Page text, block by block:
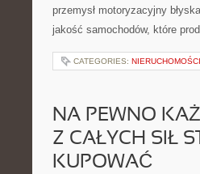
przemysł motoryzacyjny
jakość samochodów, które
CATEGORIES: NIERUCHOMOŚCI
NA PEWNO
Z CAŁYCH SIŁ
KUPOWAĆ